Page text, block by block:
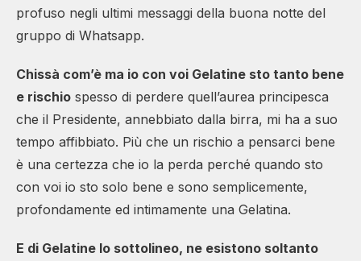
profuso negli ultimi messaggi della buona notte del
gruppo di Whatsapp.
Chissà com’è ma io con voi Gelatine sto tanto bene
e rischio spesso di perdere quell’aurea principesca
che il Presidente, annebbiato dalla birra, mi ha a suo
tempo affibbiato. Più che un rischio a pensarci bene
è una certezza che io la perda perché quando sto
con voi io sto solo bene e sono semplicemente,
profondamente ed intimamente una Gelatina.
E di Gelatine lo sottolineo, ne esistono soltanto